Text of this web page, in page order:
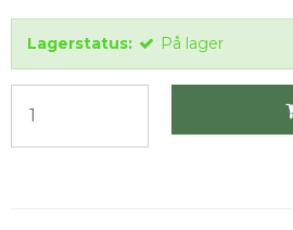
Lagerstatus: På lager